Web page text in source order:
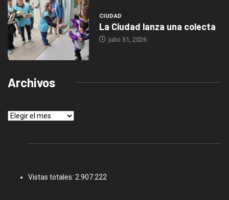
CIUDAD
La Ciudad lanza una colecta
julio 31, 2026
Archivos
Archivos
Vistas totales: 2.907.222